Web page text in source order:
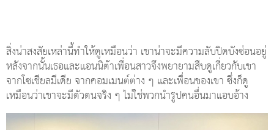
สิ่งน่าสงสัยเหล่านี้ทำให้ดูเหมือนว่า เขาน่าจะมีความลับปิดบังซ่อนอยู่
หลังจากนั้นเธอและแอนนิต้าเพื่อนสาวจึงพยายามสืบดูเกี่ยวกับเขา
จากโซเชียลมีเดีย จากคอมเมนต์ต่าง ๆ และเพื่อนของเขา ซึ่งก็ดู
เหมือนว่าเขาจะมีตัวตนจริง ๆ ไม่ใช่พวกนำรูปคนอื่นมาแอบอ้าง